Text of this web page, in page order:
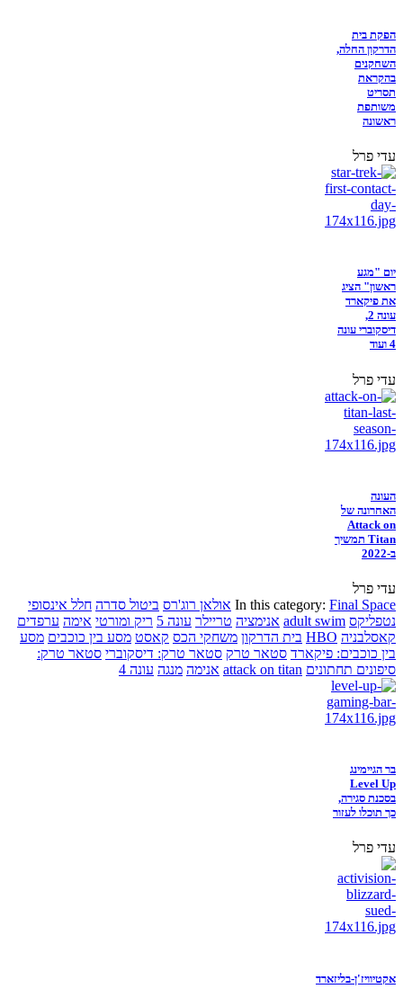
הפקת בית
הדרקון החלה,
השחקנים
בהקראת
תסריט
משותפת
ראשונה
עדי פרל
יום "מגע
ראשון" הציג
את פיקארד
עונה 2,
דיסקוברי עונה
4 ועוד
עדי פרל
העונה
האחרונה של
Attack on
Titan תמשיך
ב-2022
עדי פרל
In this category: Final Space אולאן רוג'רס ביטול סדרה חלל אינסופי
נטפליקס adult swim אנימציה טריילר עונה 5 ריק ומורטי אימה ערפדים
קאסלבניה HBO בית הדרקון משחקי הכס קאסט מסע בין כוכבים מסע
בין כוכבים: פיקארד סטאר טרק סטאר טרק: דיסקוברי סטאר טרק:
סיפונים תחתונים attack on titan אנימה מנגה עונה 4
בר הגיימינג
Level Up
בסכנת סגירה,
כך תוכלו לעזור
עדי פרל
אקטיוויז'ן-בליזארד